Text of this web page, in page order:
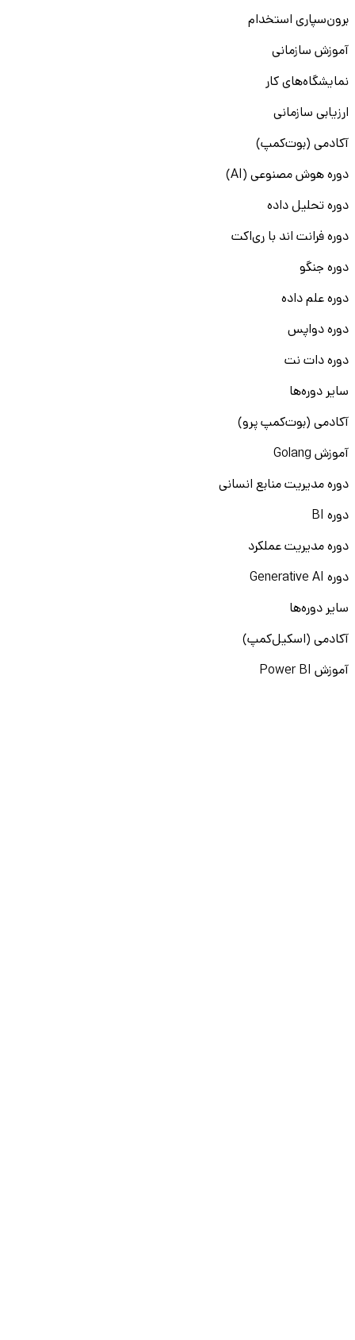
برون‌سپاری استخدام
آموزش سازمانی
نمایشگاه‌های کار
ارزیابی سازمانی
آکادمی (بوت‌کمپ)
دوره هوش مصنوعی (AI)
دوره تحلیل داده
دوره فرانت اند با ری‌اکت
دوره جنگو
دوره علم داده
دوره دواپس
دوره دات نت
سایر دوره‌ها
آکادمی (بوت‌کمپ پرو)
آموزش Golang
دوره مدیریت منابع انسانی
دوره BI
دوره مدیریت عملکرد
دوره Generative AI
سایر دوره‌ها
آکادمی (اسکیل‌کمپ)
آموزش Power BI